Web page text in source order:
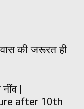
की जरूरत ही
|
after 10th